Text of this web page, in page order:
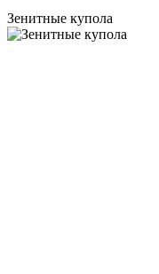
Зенитные купола